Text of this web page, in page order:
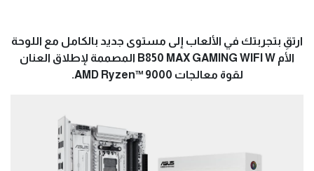
ارتقِ بتجربتك في الألعاب إلى مستوى جديد بالكامل مع اللوحة
الأم B850 MAX GAMING WIFI W المصممة لإطلاق العنان
لقوة معالجات AMD Ryzen™ 9000.